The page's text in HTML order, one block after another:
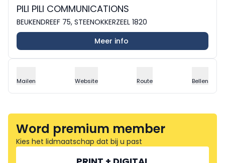
PILI PILI COMMUNICATIONS
BEUKENDREEF 75, STEENOKKERZEEL 1820
Meer info
Mailen Website Route Bellen
Word premium member
Kies het lidmaatschap dat bij u past